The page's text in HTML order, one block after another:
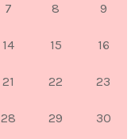
7 8 9
14 15 16
21 22 23
28 29 30